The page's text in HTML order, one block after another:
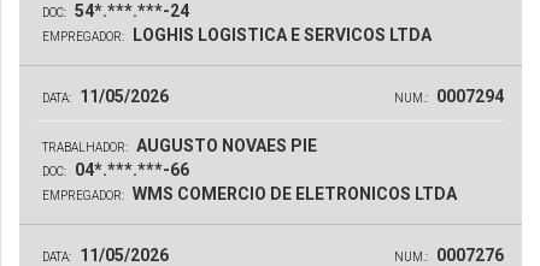
DOC: 54*.***.***-24
EMPREGADOR: LOGHIS LOGISTICA E SERVICOS LTDA
DATA: 11/05/2026 NUM.: 0007294
TRABALHADOR: AUGUSTO NOVAES PIE
DOC: 04*.***.***-66
EMPREGADOR: WMS COMERCIO DE ELETRONICOS LTDA
DATA: 11/05/2026 NUM.: 0007276